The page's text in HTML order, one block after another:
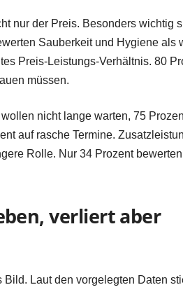
nur der Preis. Besonders wichtig
Sauberkeit und Hygiene als
Preis-Leistungs-Verhältnis. 80
müssen.
nicht lange warten, 75
auf rasche Termine.
Rolle. Nur 34 Prozent bewerten
verliert aber
Laut den vorgelegten Daten